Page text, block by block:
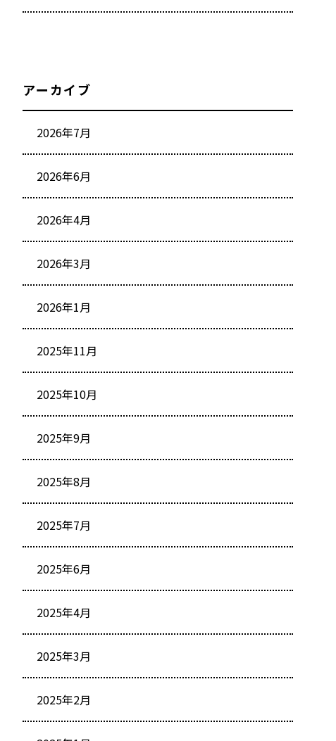
アーカイブ
2026年7月
2026年6月
2026年4月
2026年3月
2026年1月
2025年11月
2025年10月
2025年9月
2025年8月
2025年7月
2025年6月
2025年4月
2025年3月
2025年2月